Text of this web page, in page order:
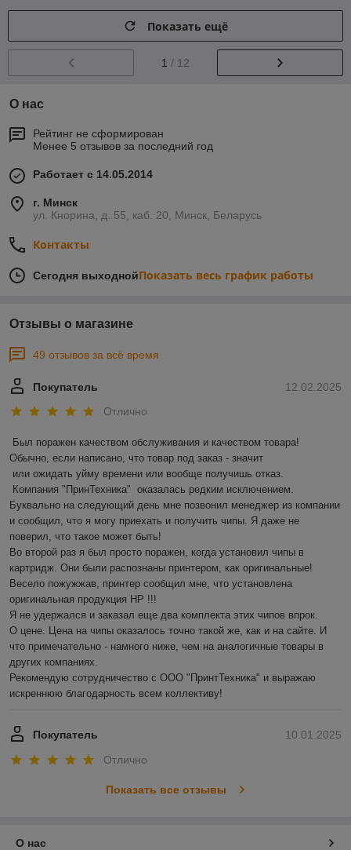
Показать ещё
1 / 12
О нас
Рейтинг не сформирован
Менее 5 отзывов за последний год
Работает с 14.05.2014
г. Минск
ул. Кнорина, д. 55, каб. 20, Минск, Беларусь
Контакты
Сегодня выходнойПоказать весь график работы
Отзывы о магазине
49 отзывов за всё время
12.02.2025
Покупатель
Отлично
Был поражен качеством обслуживания и качеством товара!
Обычно, если написано, что товар под заказ - значит
Буквально на следующий день мне позвонил менеджер из компании
и сообщил, что я могу приехать и получить чипы. Я даже не
поверил, что такое может быть!
Во второй раз я был просто поражен, когда установил чипы в
картридж. Они были распознаны принтером, как оригинальные!
Весело пожужжав, принтер сообщил мне, что установлена
оригинальная продукция HP !!!
Я не удержался и заказал еще два комплекта этих чипов впрок.
О цене. Цена на чипы оказалось точно такой же, как и на сайте. И
что примечательно - намного ниже, чем на аналогичные товары в
других компаниях.
Рекомендую сотрудничество с ООО "ПринтТехника" и выражаю
искреннюю благодарность всем коллективу!
10.01.2025
Покупатель
Отлично
Показать все отзывы
О нас